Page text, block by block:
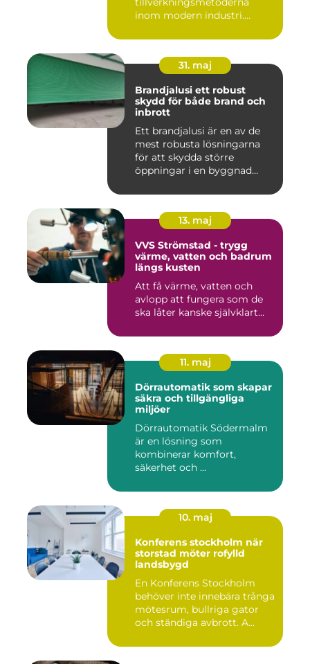
inom modern industri.
31. maj
Brandjalusi ett robust
skydd för både brand och
inbrott
Ett brandjalusi är en av de
mest robusta lösningarna
för att skydda större
öppningar i en byggnad
13. maj
VVS Strömstad - trygg
värme, vatten och badrum
längs kusten
Att få värme, vatten och
avlopp att fungera som de
ska låter kanske självklart...
11. maj
Dörrautomatik som skapar
säkra och tillgängliga
miljöer
Dörrautomatik Södermalm
är en lösning som
kombinerar komfort,
säkerhet och ...
10. maj
Konferens stockholm när
storstad möter rofylld
landsbygd
En Konferens Stockholm
behöver inte innebära trånga
mötesrum, bullriga gator
och ständiga avbrott. A...